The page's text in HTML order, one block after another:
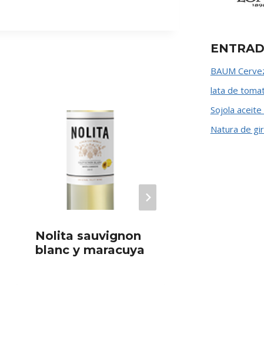
Nolita sauvignon
blanc y maracuya
BAUM
lata de
Sojola
Natura de